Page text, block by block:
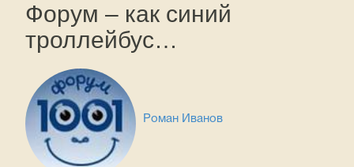
Форум – как синий
троллейбус…
Роман Иванов